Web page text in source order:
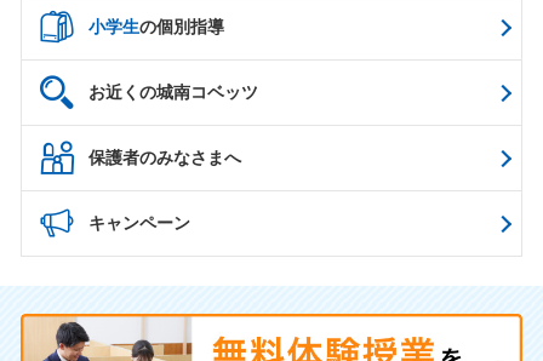
小学生の個別指導
お近くの城南コベッツ
保護者のみなさまへ
キャンペーン